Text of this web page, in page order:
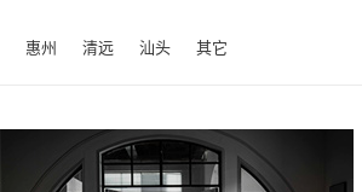
惠州 清远 汕头 其它